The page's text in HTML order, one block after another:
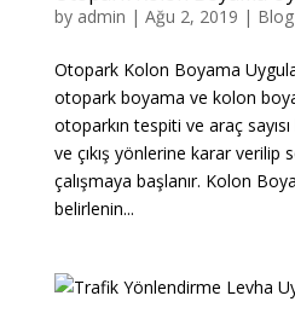
by admin | Ağu 2, 2019 | Blog
Otopark Kolon Boyama
otopark boyama ve kolon
otoparkın tespiti ve araç
ve çıkış yönlerine karar verilip
çalışmaya başlanır. Kolon
belirlenin...